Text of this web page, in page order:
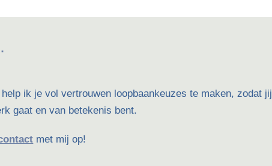
ik je vol vertrouwen loopbaankeuzes te maken, zodat jij
gaat en van betekenis bent.
met mij op!